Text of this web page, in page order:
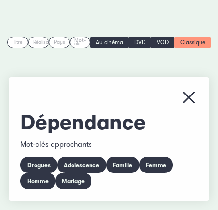
Titre RéalisationPays Mot-
clé Au cinéma DVD VOD Classique
Dépendance
Mot-clés approchants
Drogues Adolescence Famille Femme
Homme Mariage